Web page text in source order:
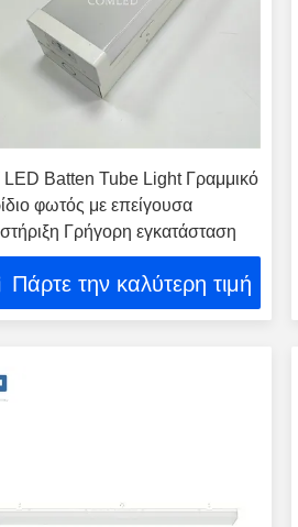
LED Batten Tube Light Γραμμικό
φωτός με επείγουσα
Γρήγορη εγκατάσταση
Πάρτε την καλύτερη τιμή